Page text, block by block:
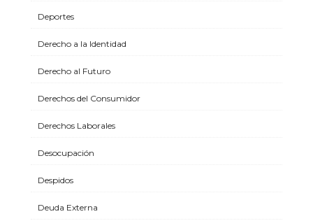
Deportes
Derecho a la Identidad
Derecho al Futuro
Derechos del Consumidor
Derechos Laborales
Desocupación
Despidos
Deuda Externa